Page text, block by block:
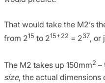
That would take the M2’s
from 215 to 215+22 = 237, or
The M2 takes up 150mm2 –
size, the actual